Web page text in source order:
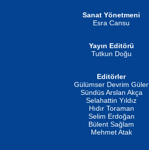
İSMAİL OKUTAN
Erkeklerin Kahrolması Ne Demektir
Evvel Zaman Tanrıçası...
Sanat Yönetmeni
Esra Cansu
Yayın Editörü
Tutkun Doğu
Editörler
Gülümser Devrim Güler
Sündüs Arslan Akça
Selahattin Yıldız
Hıdır Toraman
Selim Erdoğan
Bülent Sağlam
Mehmet Atak